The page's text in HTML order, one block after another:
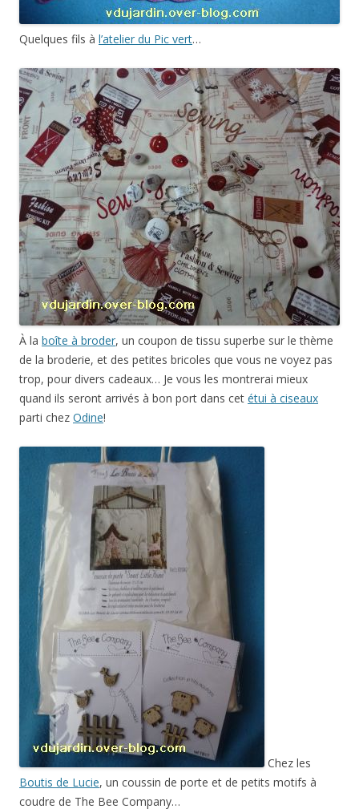
Quelques fils à l’atelier du Pic vert…
À la boîte à broder, un coupon de tissu superbe sur le thème
de la broderie, et des petites bricoles que vous ne voyez pas
trop, pour divers cadeaux… Je vous les montrerai mieux
quand ils seront arrivés à bon port dans cet étui à ciseaux
parti chez Odine!
Chez les
Boutis de Lucie, un coussin de porte et de petits motifs à
coudre de The Bee Company…